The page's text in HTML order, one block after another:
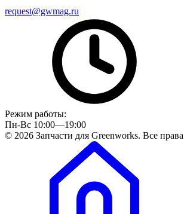
request@gwmag.ru
Режим работы:
Пн-Вс 10:00—19:00
© 2026 Запчасти для Greenworks. Все